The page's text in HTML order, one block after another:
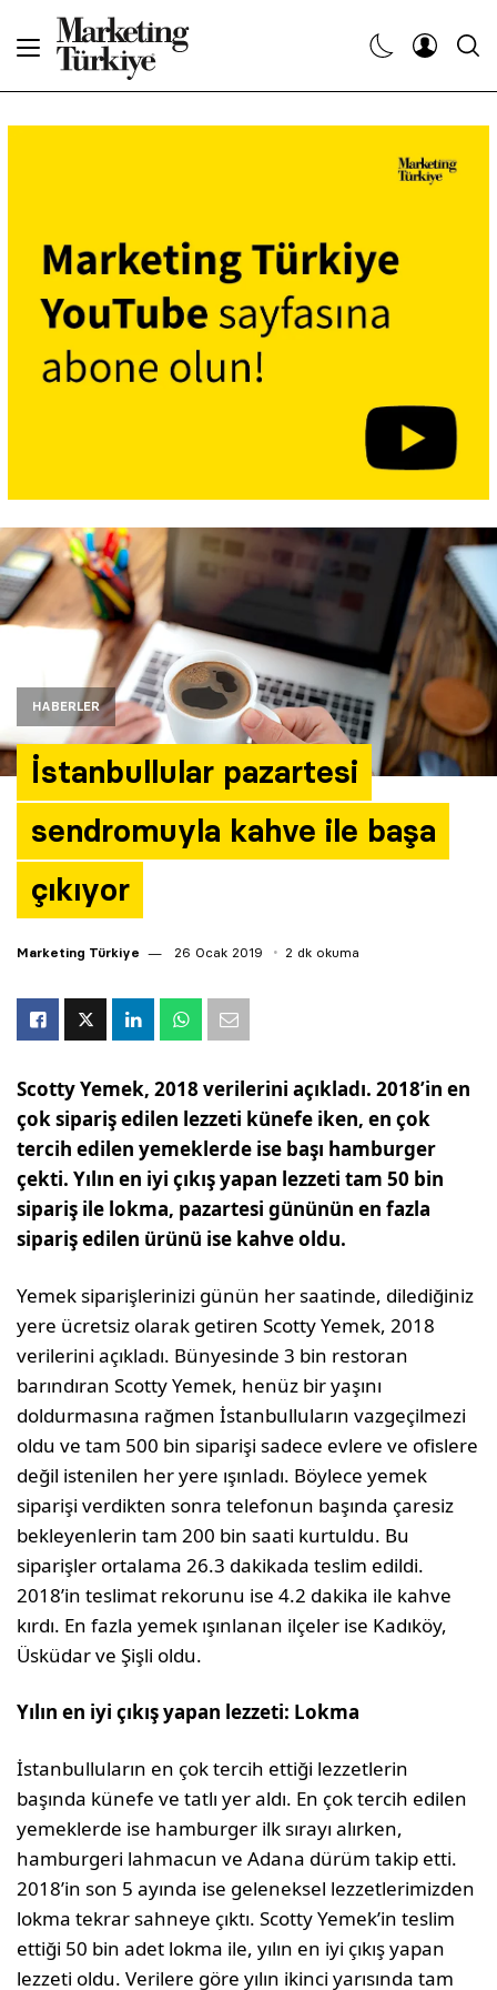
HABERLER
İstanbullular pazartesi
sendromuyla kahve ile başa
çıkıyor
Marketing Türkiye 26 Ocak 2019 2 dk okuma
Scotty Yemek, 2018 verilerini açıkladı. 2018’in en
çok sipariş edilen lezzeti künefe iken, en çok
tercih edilen yemeklerde ise başı hamburger
çekti. Yılın en iyi çıkış yapan lezzeti tam 50 bin
sipariş ile lokma, pazartesi gününün en fazla
sipariş edilen ürünü ise kahve oldu.
Yemek siparişlerinizi günün her saatinde, dilediğiniz
yere ücretsiz olarak getiren Scotty Yemek, 2018
verilerini açıkladı. Bünyesinde 3 bin restoran
barındıran Scotty Yemek, henüz bir yaşını
doldurmasına rağmen İstanbulluların vazgeçilmezi
oldu ve tam 500 bin siparişi sadece evlere ve ofislere
değil istenilen her yere ışınladı. Böylece yemek
siparişi verdikten sonra telefonun başında çaresiz
bekleyenlerin tam 200 bin saati kurtuldu. Bu
siparişler ortalama 26.3 dakikada teslim edildi.
2018’in teslimat rekorunu ise 4.2 dakika ile kahve
kırdı. En fazla yemek ışınlanan ilçeler ise Kadıköy,
Üsküdar ve Şişli oldu.
Yılın en iyi çıkış yapan lezzeti: Lokma
İstanbulluların en çok tercih ettiği lezzetlerin
başında künefe ve tatlı yer aldı. En çok tercih edilen
yemeklerde ise hamburger ilk sırayı alırken,
hamburgeri lahmacun ve Adana dürüm takip etti.
2018’in son 5 ayında ise geleneksel lezzetlerimizden
lokma tekrar sahneye çıktı. Scotty Yemek’in teslim
ettiği 50 bin adet lokma ile, yılın en iyi çıkış yapan
lezzeti oldu. Verilere göre yılın ikinci yarısında tam
Dergiler
Etkinlikler
Araştırma